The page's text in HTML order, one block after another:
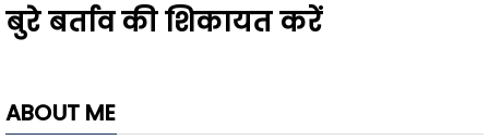
बुरे बर्ताव की शिकायत करें
ABOUT ME